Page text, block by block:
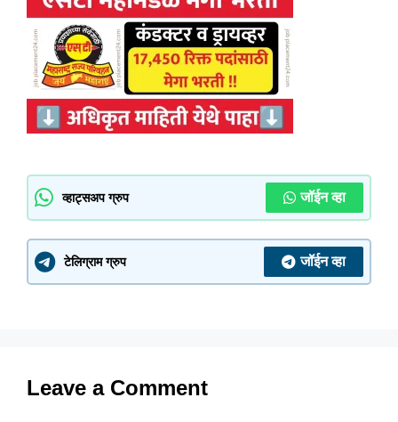
व्हाट्सअप ग्रुप जॉईन व्हा
टेलिग्राम ग्रुप जॉईन व्हा
Leave a Comment